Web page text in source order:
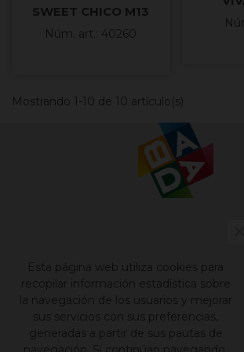
SWEET CHICO M13
Núm. art.: 40260
Mostrando 1-10 de 10 artículo(s)
Aviso legal
Política de privacidad
Política de cookies
Esta página web utiliza cookies para
recopilar información estadística sobre
la navegación de los usuarios y mejorar
sus servicios con sus preferencias,
generadas a partir de sus pautas de